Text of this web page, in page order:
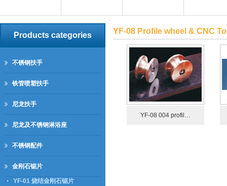
Products categories
不锈钢扶手
铁管喷塑扶手
尼龙扶手
尼龙及不锈钢淋浴座
不锈钢配件
金刚石锯片
YF-01 烧结金刚石锯片
YF-08 Profile wheel & CNC
YF-08 004 profil…